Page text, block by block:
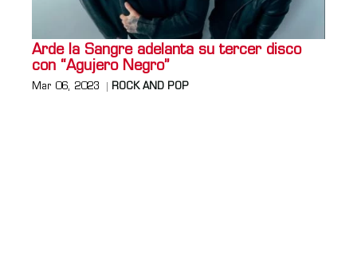
Arde la Sangre adelanta su tercer disco
con “Agujero Negro”
Mar 06, 2023 ROCK AND POP